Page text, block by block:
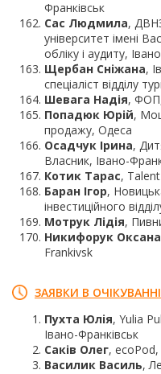
Франківськ
Сас Людмила,
університет імені
обліку і аудиту,
Щербан Сніжана,
спеціаліст відділу
Шевага Надія,
Попадюк Юрій,
продажу, Одеса
Осадчук Ірина,
Власник, Івано-
Котик Тарас,
Баран Ігор,
інвестиційного
Мотрук Лідія,
Никифорук Оксана
Frankivsk
ЗАЯВКИ В
Пухта Юлія, Yulia
Івано-Франківськ
Саків Олег, ecoPod,
Василик Василь,